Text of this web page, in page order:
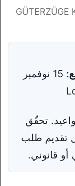
GÜTERZÜGE
15 نوفمبر
تحقّق
تقديم طلب
أو قانوني.